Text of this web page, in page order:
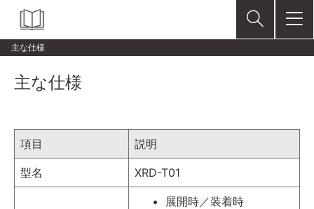
主な仕様
主な仕様
項目 説明
型名 XRD-T01
展開時／装着時